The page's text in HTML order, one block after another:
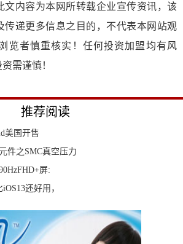
文内容为本网所转载企业宣传资讯，该
传递更多信息之目的，不代表本网站观
览者慎重核实！任何投资加盟均有风
需谨慎！
推荐阅读
美国开售
件之SMC真空压力
屏:
还好用，
配置你来猜